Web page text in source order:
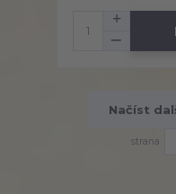
Načíst
strana